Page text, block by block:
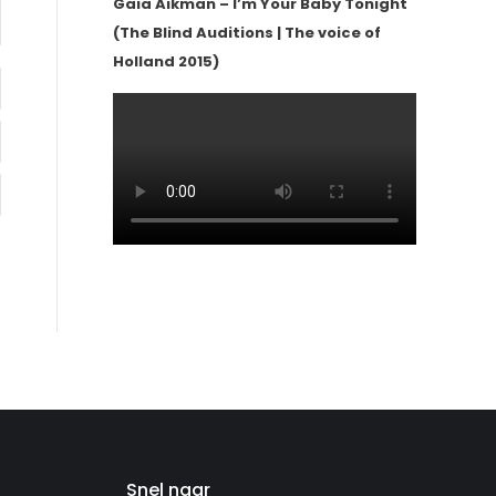
(The Blind Auditions | The voice of
Holland 2015)
Snel naar